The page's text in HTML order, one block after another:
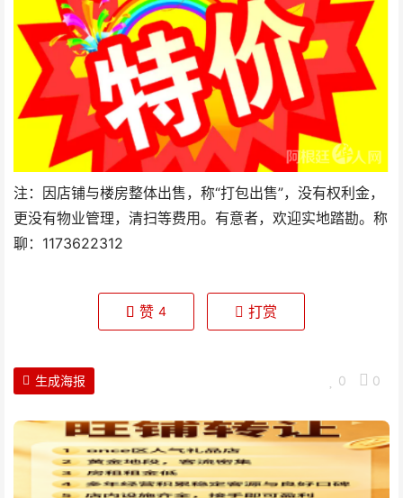
注：因店铺与楼房整体出售，称“打包出售”，没有权利金，
更没有物业管理，清扫等费用。有意者，欢迎实地踏勘。称
聊：1173622312
赞 4 打赏
0 0
生成海报